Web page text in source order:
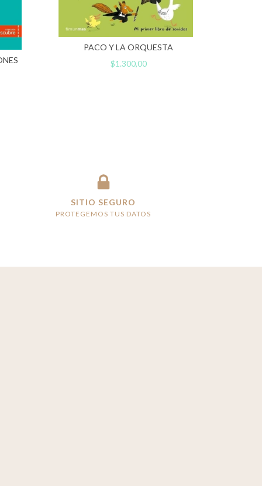
PACO Y LA ORQUESTA
$1.300,00
SITIO SEGURO
PROTEGEMOS TUS DATOS